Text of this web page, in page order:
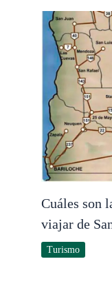
Cuáles son
viajar de
Turismo